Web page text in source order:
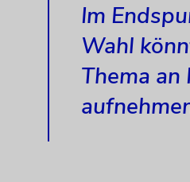
Im
Wahl
Thema an